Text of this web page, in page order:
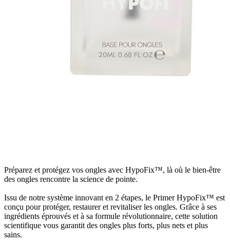
Préparez et protégez vos ongles avec HypoFix™, là où le bien-être
des ongles rencontre la science de pointe.
Issu de notre système innovant en 2 étapes, le Primer HypoFix™ est
conçu pour protéger, restaurer et revitaliser les ongles. Grâce à ses
ingrédients éprouvés et à sa formule révolutionnaire, cette solution
scientifique vous garantit des ongles plus forts, plus nets et plus
sains.